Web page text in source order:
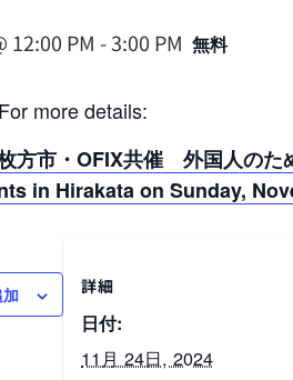
12:00 PM -3:00 PM 無料
more details:
方市・OFIX共催 外国人のた
in Hirakata on Sunday,
詳細
日付:
11月 24日, 2024